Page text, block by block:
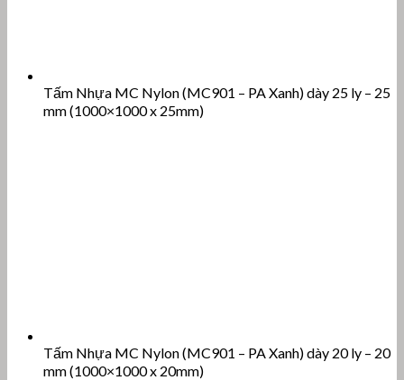
Tấm Nhựa MC Nylon (MC901 – PA Xanh) dày 25 ly – 25
mm (1000×1000 x 25mm)
Tấm Nhựa MC Nylon (MC901 – PA Xanh) dày 20 ly – 20
mm (1000×1000 x 20mm)